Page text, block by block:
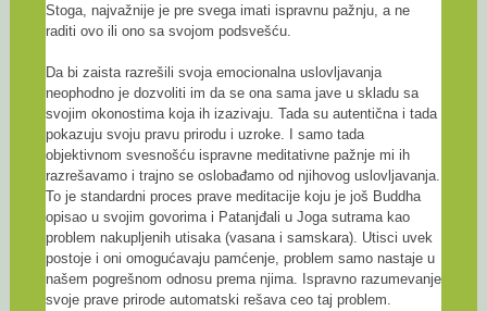
Stoga, najvažnije je pre svega imati ispravnu pažnju, a ne
raditi ovo ili ono sa svojom podsvešću.
Da bi zaista razrešili svoja emocionalna uslovljavanja
neophodno je dozvoliti im da se ona sama jave u skladu sa
svojim okonostima koja ih izazivaju. Tada su autentična i tada
pokazuju svoju pravu prirodu i uzroke. I samo tada
objektivnom svesnošću ispravne meditativne pažnje mi ih
razrešavamo i trajno se oslobađamo od njihovog uslovljavanja.
To je standardni proces prave meditacije koju je još Buddha
opisao u svojim govorima i Patanjđali u Joga sutrama kao
problem nakupljenih utisaka (vasana i samskara). Utisci uvek
postoje i oni omogućavaju pamćenje, problem samo nastaje u
našem pogrešnom odnosu prema njima. Ispravno razumevanje
svoje prave prirode automatski rešava ceo taj problem.